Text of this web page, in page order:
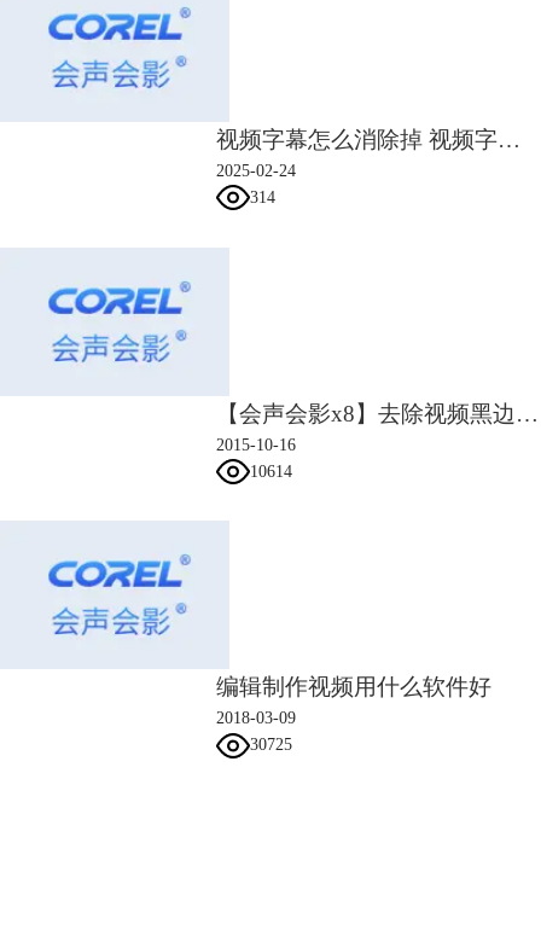
2、将需要制作的图片批量添加至视频轨道上，为图片与图片间添加转场
效果。一个一个的添加过于麻烦，可以选择其中一个效果，点击对视频轨
视频字幕怎么消除掉 视频字幕怎么竖起来
2025-02-24
314
【会声会影x8】去除视频黑边视频教程
2015-10-16
10614
编辑制作视频用什么软件好
2018-03-09
30725